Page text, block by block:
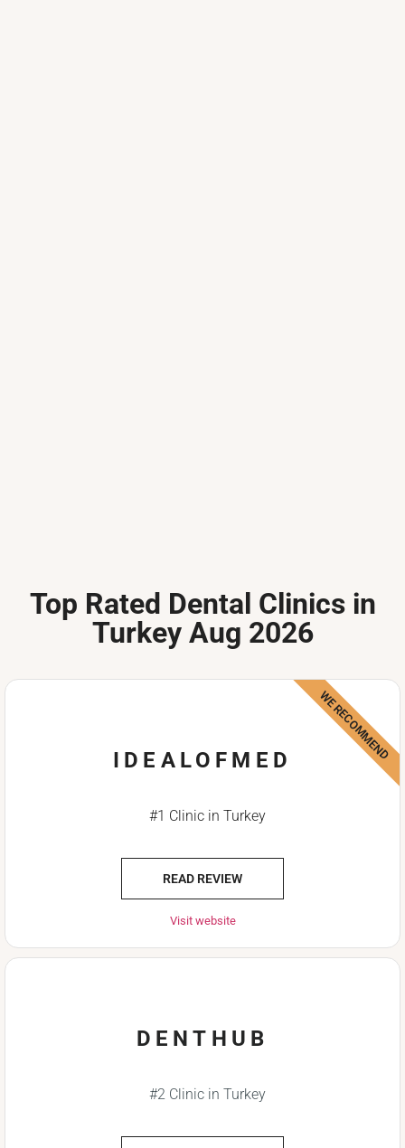
Top Rated Dental Clinics in
Turkey Aug 2026
IDEALOFMED
#1 Clinic in Turkey
READ REVIEW
Visit website
WE RECOMMEND
DENTHUB
#2 Clinic in Turkey